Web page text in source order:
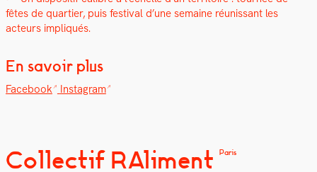
fêtes de quarti­er, puis fes­ti­val d’une semaine réu­nis­sant les
acteurs impliqués.
En savoir plus
Face­book Insta­gram
Collectif RAliment Paris